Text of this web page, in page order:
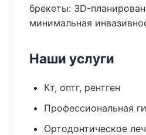
брекеты: 3D-
минимальная
Наши услуги
Кт, оптг, рентген
Профессиональная
Ортодонтическое